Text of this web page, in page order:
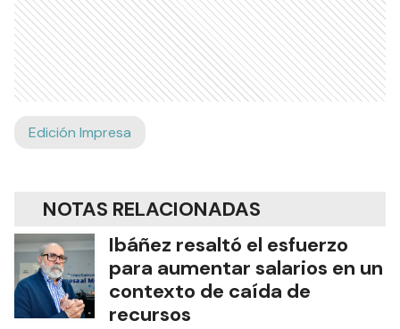
Edición Impresa
NOTAS RELACIONADAS
Ibáñez resaltó el esfuerzo
para aumentar salarios en un
contexto de caída de
recursos